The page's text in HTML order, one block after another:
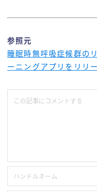
参照元
睡眠時無呼吸症候群の
ーニングアプリをリリ